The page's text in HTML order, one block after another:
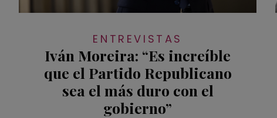
ENTREVISTAS
Iván Moreira: “Es increíble
que el Partido Republicano
sea el más duro con el
gobierno”